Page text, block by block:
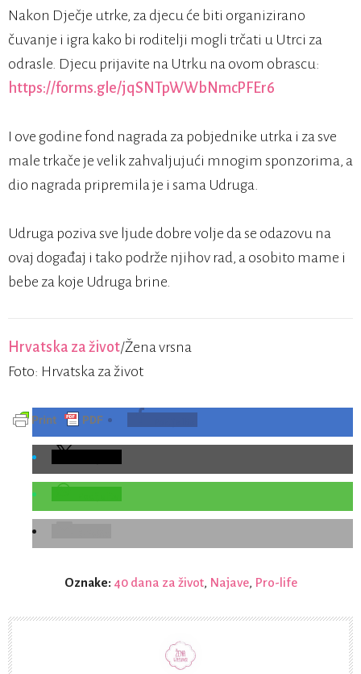
Nakon Dječje utrke, za djecu će biti organizirano
čuvanje i igra kako bi roditelji mogli trčati u Utrci za
odrasle. Djecu prijavite na Utrku na ovom obrascu:
https://forms.gle/jqSNTpWWbNmcPFEr6
I ove godine fond nagrada za pobjednike utrka i za sve
male trkače je velik zahvaljujući mnogim sponzorima, a
dio nagrada pripremila je i sama Udruga.
Udruga poziva sve ljude dobre volje da se odazovu na
ovaj događaj i tako podrže njihov rad, a osobito mame i
bebe za koje Udruga brine.
Hrvatska za život/Žena vrsna
Foto: Hrvatska za život
Oznake: 40 dana za život, Najave, Pro-life